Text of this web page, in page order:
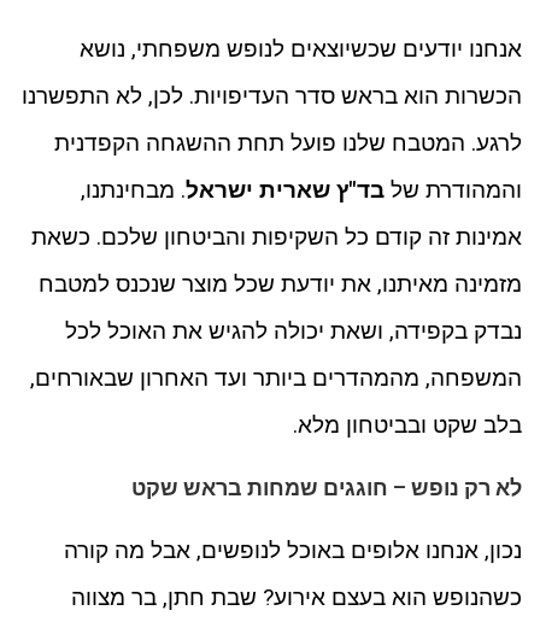
אנחנו יודעים שכשיוצאים לנופש משפחתי, נושא
הכשרות הוא בראש סדר העדיפויות. לכן, לא התפשרנו
לרגע. המטבח שלנו פועל תחת ההשגחה הקפדנית
והמהודרת של בד"ץ שארית ישראל. מבחינתנו,
אמינות זה קודם כל השקיפות והביטחון שלכם. כשאת
מזמינה מאיתנו, את יודעת שכל מוצר שנכנס למטבח
נבדק בקפידה, ושאת יכולה להגיש את האוכל לכל
המשפחה, מהמהדרים ביותר ועד האחרון שבאורחים,
בלב שקט ובביטחון מלא.
לא רק נופש – חוגגים שמחות בראש שקט
נכון, אנחנו אלופים באוכל לנופשים, אבל מה קורה
כשהנופש הוא בעצם אירוע? שבת חתן, בר מצווה